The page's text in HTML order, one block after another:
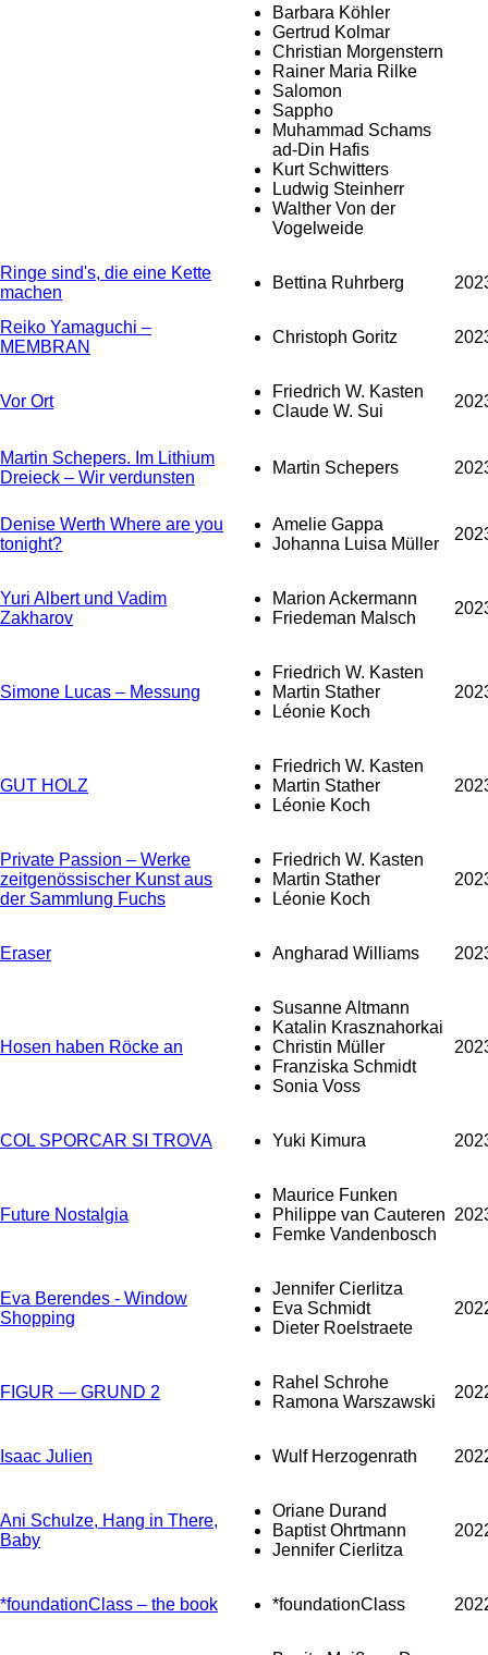
Barbara Köhler
Gertrud Kolmar
Christian Morgenstern
Rainer Maria Rilke
Salomon
Sappho
Muhammad Schams
ad-Din Hafis
Kurt Schwitters
Ludwig Steinherr
Walther Von der
Vogelweide
Ringe sind's, die eine Kette
machen
Bettina Ruhrberg
Reiko Yamaguchi –
MEMBRAN
Christoph Goritz
Vor Ort
Friedrich W. Kasten
Claude W. Sui
Martin Schepers. Im Lithium
Dreieck – Wir verdunsten
Martin Schepers
Denise Werth Where are you
tonight?
Amelie Gappa
Johanna Luisa Müller
Yuri Albert und Vadim
Zakharov
Marion Ackermann
Friedeman Malsch
Simone Lucas – Messung
Friedrich W. Kasten
Martin Stather
Léonie Koch
GUT HOLZ
Friedrich W. Kasten
Martin Stather
Léonie Koch
Private Passion – Werke
zeitgenössischer Kunst aus
der Sammlung Fuchs
Friedrich W. Kasten
Martin Stather
Léonie Koch
Eraser Angharad Williams
Hosen haben Röcke an
Susanne Altmann
Katalin Krasznahorkai
Christin Müller
Franziska Schmidt
Sonia Voss
COL SPORCAR SI TROVA Yuki Kimura
Future Nostalgia
Maurice Funken
Philippe van Cauteren
Femke Vandenbosch
Eva Berendes - Window
Shopping
Jennifer Cierlitza
Eva Schmidt
Dieter Roelstraete
FIGUR — GRUND 2
Rahel Schrohe
Ramona Warszawski
Isaac Julien Wulf Herzogenrath
Ani Schulze, Hang in There,
Baby
Oriane Durand
Baptist Ohrtmann
Jennifer Cierlitza
*foundationClass – the book *foundationClass